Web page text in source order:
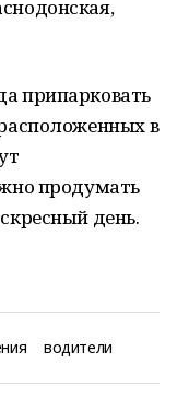
припарковать
в
продумать
день.
водители